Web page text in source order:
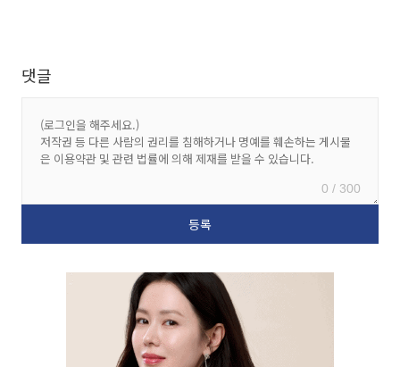
댓글
0 / 300